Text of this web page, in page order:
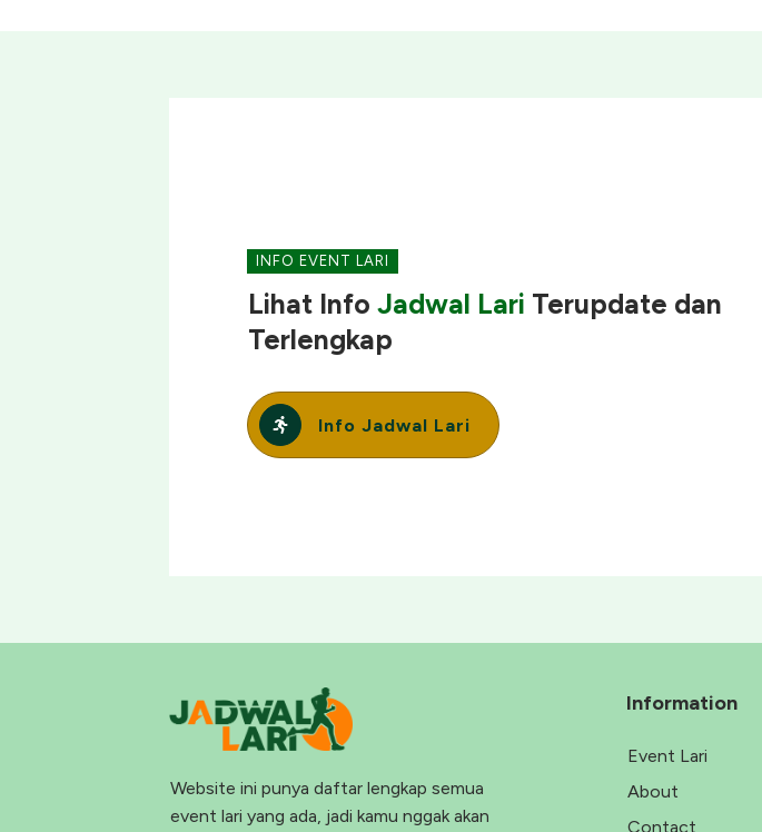
INFO EVENT LARI
Lihat Info Jadwal Lari Terupdate dan
Terlengkap
Info Jadwal Lari
Website ini punya daftar lengkap semua
event lari yang ada, jadi kamu nggak akan
Information
Event Lari
About
Contact